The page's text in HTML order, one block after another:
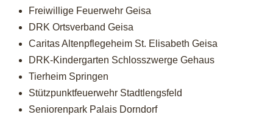
Freiwillige Feuerwehr Geisa
DRK Ortsverband Geisa
Caritas Altenpflegeheim St. Elisabeth Geisa
DRK-Kindergarten Schlosszwerge Gehaus
Tierheim Springen
Stützpunktfeuerwehr Stadtlengsfeld
Seniorenpark Palais Dorndorf